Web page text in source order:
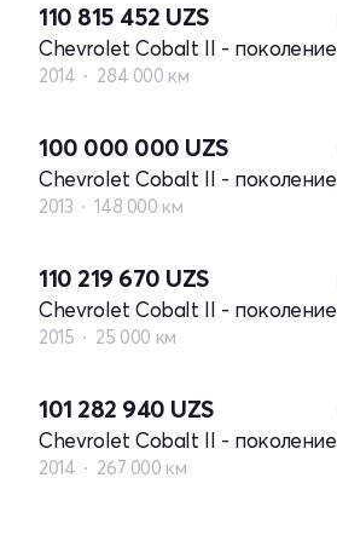
110 815 452 UZS
Chevrolet Cobalt II - поколение
2014 284 000 км
100 000 000 UZS
Chevrolet Cobalt II - поколение
2013 148 000 км
110 219 670 UZS
Chevrolet Cobalt II - поколение
2015 25 000 км
101 282 940 UZS
Chevrolet Cobalt II - поколение
2014 267 000 км